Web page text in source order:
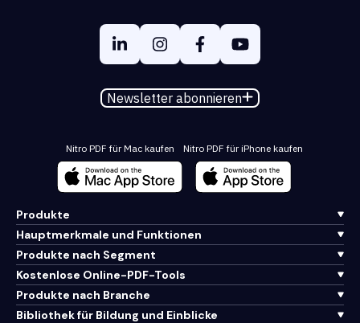
Newsletter abonnieren
Nitro PDF für Mac kaufen Nitro PDF für iPhone kaufen
Produkte
Hauptmerkmale und Funktionen
Produkte nach Segment
Kostenlose Online-PDF-Tools
Produkte nach Branche
Bibliothek für Bildung und Einblicke